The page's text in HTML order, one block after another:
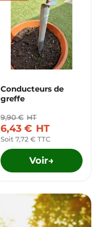
Conducteurs de
greffe
9,90 € HT
6,43 € HT
Soit 7,72 € TTC
Voir→